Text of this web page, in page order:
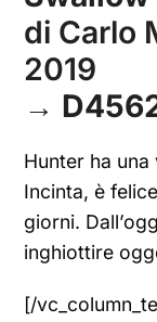
di Carlo
2019
→
Hunter ha una
Incinta, è
giorni.
inghiottire
[/